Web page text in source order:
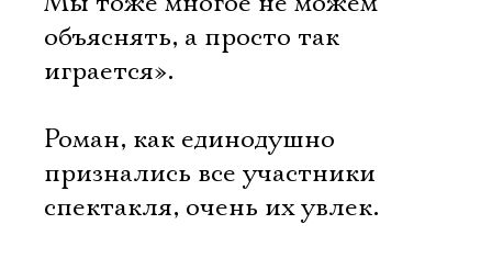
объяснять, а просто так
играется».
Роман, как единодушно
признались все участники
спектакля, очень их увлек.